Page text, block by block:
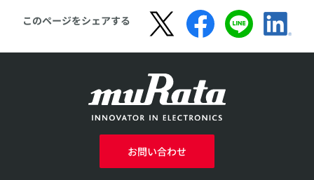
やアプリケーションとし
てサーボアンプの過電流
保護についても紹介して
います。
ご活用ください。
このページをシェアする
お問い合わせ